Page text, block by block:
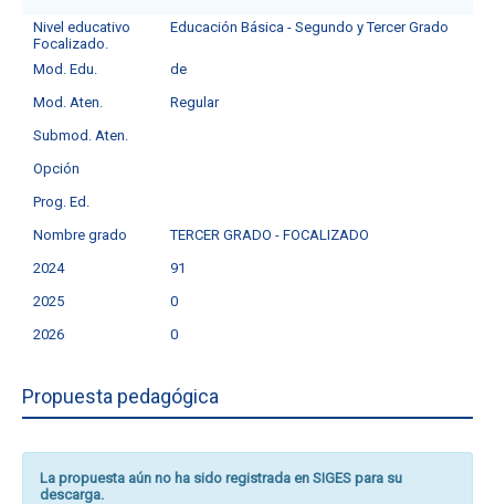
Nivel educativo
Educación Básica - Segundo y Tercer Grado
Focalizado.
Mod. Edu.
de
Mod. Aten.
Regular
Submod. Aten.
Opción
Prog. Ed.
Nombre grado
TERCER GRADO - FOCALIZADO
2024
91
2025
0
2026
0
Propuesta pedagógica
La propuesta aún no ha sido registrada en SIGES para su
descarga.